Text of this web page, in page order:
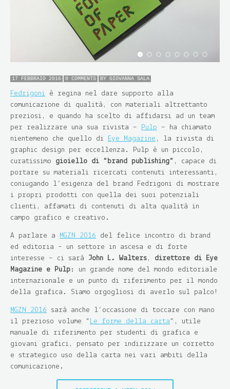
17 FEBBRAIO 2016 0 COMMENTS BY GIOVANNA SALA
Fedrigoni è regina nel dare supporto alla
comunicazione di qualità, con materiali altrettanto
preziosi, e quando ha scelto di affidarsi ad un team
per realizzare una sua rivista – Pulp – ha chiamato
nientemeno che quello di Eye Magazine , la rivista di
graphic design per eccellenza. Pulp è un piccolo,
curatissimo gioiello di “brand publishing” , capace di
portare su materiali ricercati contenuti interessanti,
coniugando l’esigenza del brand Fedrigoni di mostrare
i propri prodotti con quella dei suoi potenziali
clienti, affamati di contenuti di alta qualità in
campo grafico e creativo.
A parlare a MGZN 2016 del felice incontro di brand
ed editoria – un settore in ascesa e di forte
interesse – ci sarà John L. Walters , direttore di Eye
Magazine e Pulp : un grande nome del mondo editoriale
internazionale e un punto di riferimento per il mondo
della grafica. Siamo orgogliosi di averlo sul palco!
MGZN 2016 sarà anche l’occasione di toccare con mano
il prezioso volume “ Le forme della carta“, utile
manuale di riferimento per studenti di grafica e
giovani grafici, pensato per indirizzare un corretto
e strategico uso della carta nei vari ambiti della
comunicazione.